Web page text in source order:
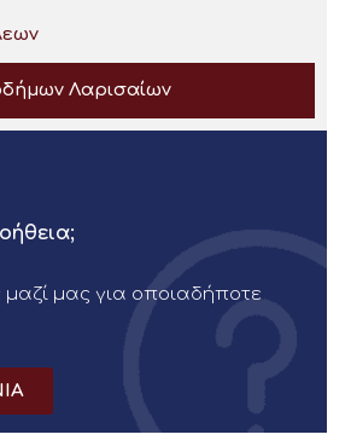
Λαρισαίων
μαζί μας για οποιαδήποτε